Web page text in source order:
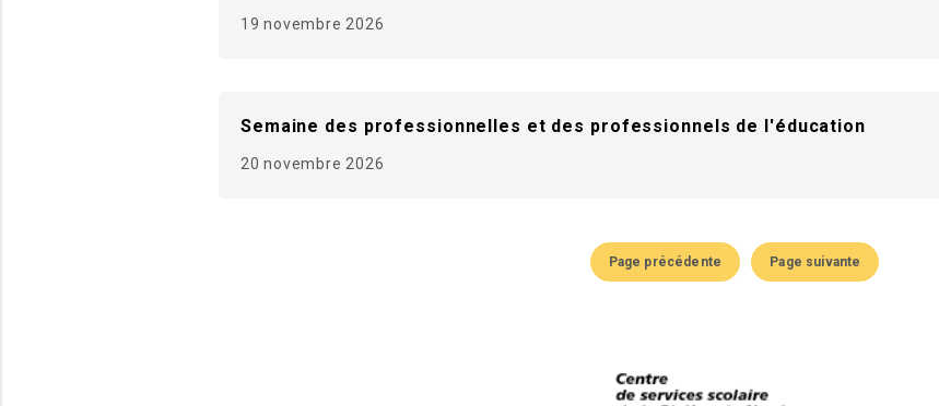
19 novembre 2026
Semaine des professionnelles et des professionnels de l'éducation
20 novembre 2026
Page précédente Page suivante